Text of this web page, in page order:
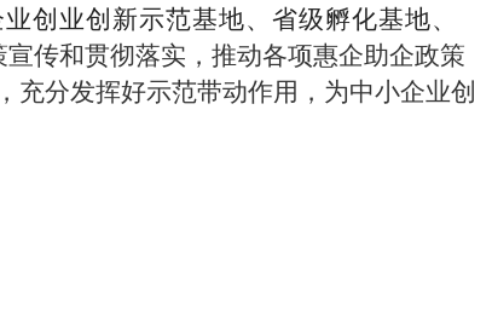
创业创新示范基地、省级孵化基地、
传和贯彻落实，推动各项惠企助企政策
分发挥好示范带动作用，为中小企业创